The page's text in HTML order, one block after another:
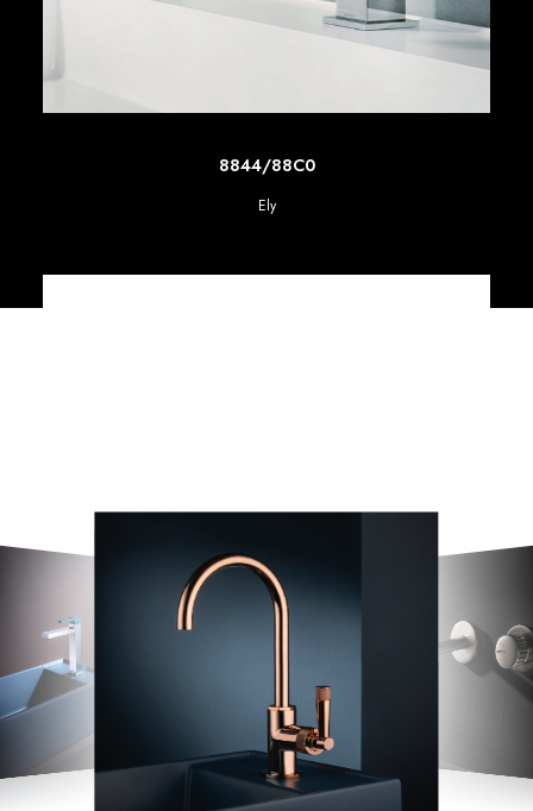
SCOPRI DI PIU'
8844/88C0
Ely